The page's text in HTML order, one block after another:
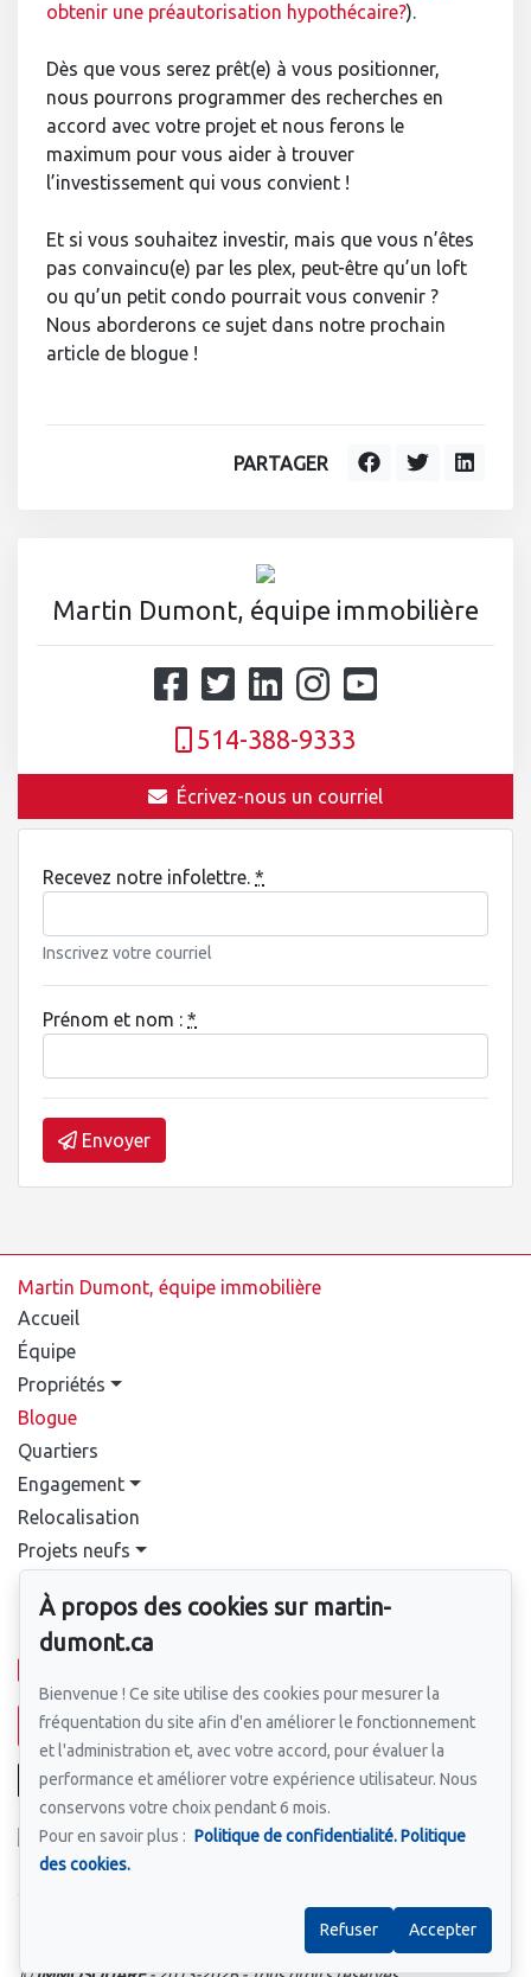
obtenir une préautorisation hypothécaire?).
Dès que vous serez prêt(e) à vous positionner,
nous pourrons programmer des recherches en
accord avec votre projet et nous ferons le
maximum pour vous aider à trouver
l’investissement qui vous convient !
Et si vous souhaitez investir, mais que vous n’êtes
pas convaincu(e) par les plex, peut-être qu’un loft
ou qu’un petit condo pourrait vous convenir ?
Nous aborderons ce sujet dans notre prochain
article de blogue !
PARTAGER
Martin Dumont, équipe immobilière
514-388-9333
Écrivez-nous un courriel
Recevez notre infolettre. *
Inscrivez votre courriel
Prénom et nom : *
Envoyer
Martin Dumont, équipe immobilière
Accueil
Équipe
Propriétés
Blogue
Quartiers
Engagement
Relocalisation
Projets neufs
Pour nous joindre
Écrivez-nous un courriel
Suivez-nous sur Facebook !
Termes et conditions
À propos des cookies sur martin-
dumont.ca
Bienvenue ! Ce site utilise des cookies pour mesurer la
fréquentation du site afin d'en améliorer le fonctionnement
et l'administration et, avec votre accord, pour évaluer la
performance et améliorer votre expérience utilisateur. Nous
conservons votre choix pendant 6 mois.
Pour en savoir plus : Politique de confidentialité.Politique
des cookies.
Refuser Accepter